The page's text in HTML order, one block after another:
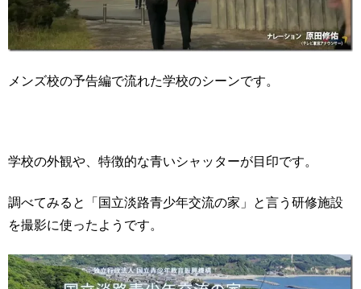
メンズ校の予告編で流れた学校のシーンです。
学校の外観や、特徴的な青いシャッターが目印です。
調べてみると「国立淡路青少年交流の家」と言う研修施設
を撮影に使ったようです。